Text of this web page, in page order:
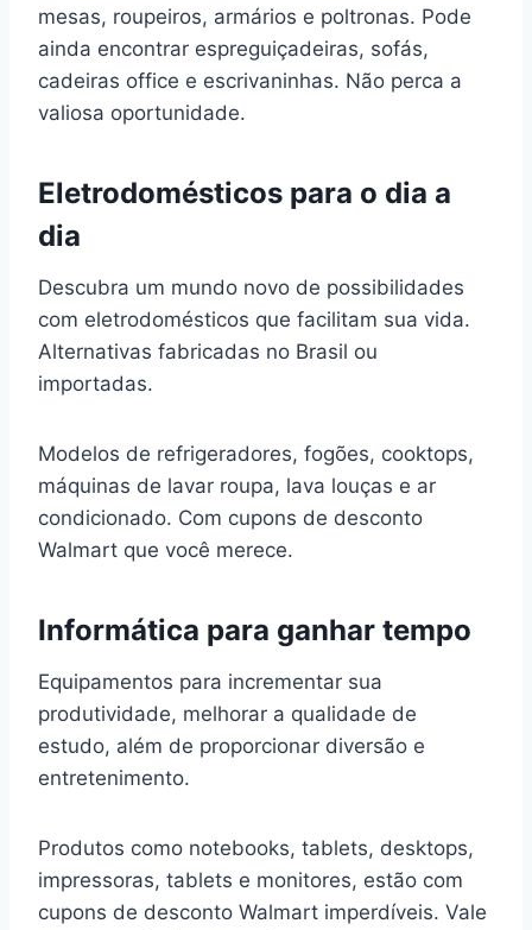
mesas, roupeiros, armários e poltronas. Pode
ainda encontrar espreguiçadeiras, sofás,
cadeiras office e escrivaninhas. Não perca a
valiosa oportunidade.
Eletrodomésticos para o dia a
dia
Descubra um mundo novo de possibilidades
com eletrodomésticos que facilitam sua vida.
Alternativas fabricadas no Brasil ou
importadas.
Modelos de refrigeradores, fogões, cooktops,
máquinas de lavar roupa, lava louças e ar
condicionado. Com cupons de desconto
Walmart que você merece.
Informática para ganhar tempo
Equipamentos para incrementar sua
produtividade, melhorar a qualidade de
estudo, além de proporcionar diversão e
entretenimento.
Produtos como notebooks, tablets, desktops,
impressoras, tablets e monitores, estão com
cupons de desconto Walmart imperdíveis. Vale